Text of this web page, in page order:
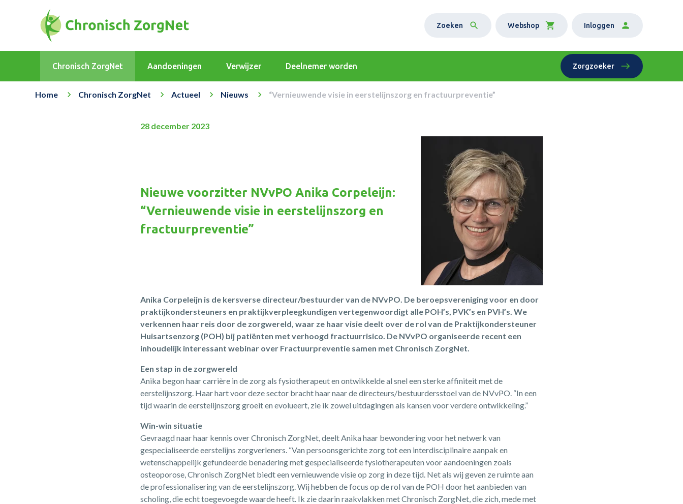
Zoeken Webshop Inloggen
Chronisch ZorgNet Aandoeningen Verwijzer Deelnemer worden Zorgzoeker
Home Chronisch ZorgNet Actueel Nieuws “Vernieuwende visie in eerstelijnszorg en fractuurpreventie”
28 december 2023
Nieuwe voorzitter NVvPO Anika Corpeleijn:
“Vernieuwende visie in eerstelijnszorg en
fractuurpreventie”
Anika Corpeleijn is de kersverse directeur/bestuurder van de NVvPO. De beroepsvereniging voor en door
praktijkondersteuners en praktijkverpleegkundigen vertegenwoordigt alle POH’s, PVK’s en PVH’s. We
verkennen haar reis door de zorgwereld, waar ze haar visie deelt over de rol van de Praktijkondersteuner
Huisartsenzorg (POH) bij patiënten met verhoogd fractuurrisico. De NVvPO organiseerde recent een
inhoudelijk interessant webinar over Fractuurpreventie samen met Chronisch ZorgNet.
Een stap in de zorgwereld
Anika begon haar carrière in de zorg als fysiotherapeut en ontwikkelde al snel een sterke affiniteit met de
eerstelijnszorg. Haar hart voor deze sector bracht haar naar de directeurs/bestuurdersstoel van de NVvPO. “In een
tijd waarin de eerstelijnszorg groeit en evolueert, zie ik zowel uitdagingen als kansen voor verdere ontwikkeling.”
Win-win situatie
Gevraagd naar haar kennis over Chronisch ZorgNet, deelt Anika haar bewondering voor het netwerk van
gespecialiseerde eerstelijns zorgverleners. “Van persoonsgerichte zorg tot een interdisciplinaire aanpak en
wetenschappelijk gefundeerde benadering met gespecialiseerde fysiotherapeuten voor aandoeningen zoals
osteoporose, Chronisch ZorgNet biedt een vernieuwende visie op zorg in deze tijd. Net als wij geven ze ruimte aan
de professionalisering van de eerstelijnszorg. Wij hebben de focus op de rol van de POH door het aanbieden van
scholing, die echt toegevoegde waarde heeft. Ik zie daarin raakvlakken met Chronisch ZorgNet, die zich, mede met